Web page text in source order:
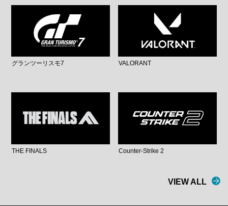
グランツーリスモ7 VALORANT
THE FINALS Counter-Strike 2
VIEW ALL